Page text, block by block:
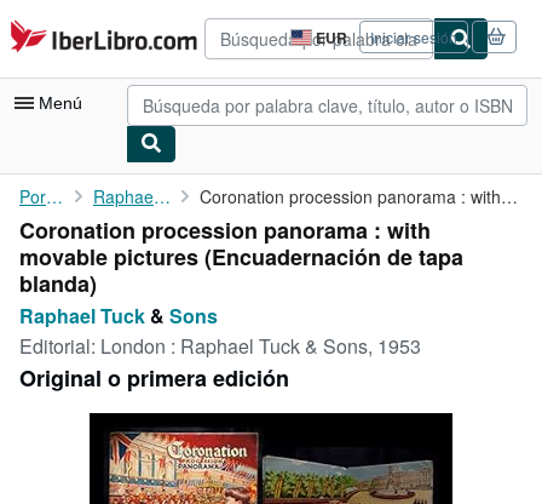
Pasar al contenido principal
IberLibro.com EUR
Preferencias
de
compra
del
Iniciar sesión
Menú
Mi cuenta
Consultar mis pedidos
Búsqueda avanzada
Colecciones
Vendedores
Comenzar a vender
Portada Raphael Tuck Coronation procession panorama : with movable pictures
Coronation procession panorama : with
movable pictures (Encuadernación de tapa
blanda)
Raphael Tuck & Sons
Editorial: London : Raphael Tuck & Sons, 1953
Original o primera edición